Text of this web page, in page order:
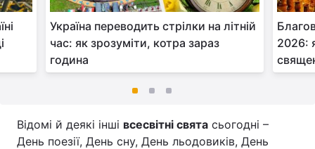
Україна переводить стрілки на літній
час: як зрозуміти, котра зараз
година
2026:
Відомі й деякі інші всесвітні свята сьогодні –
День поезії, День сну, День льодовиків, День